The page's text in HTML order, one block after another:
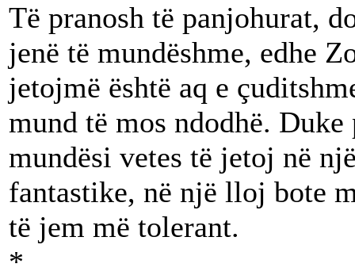
Të pranosh të panjohurat,
jenë të mundëshme, edhe
jetojmë është aq e
mund të mos ndodhë.
mundësi vetes të jetoj në
fantastike, në një lloj bote
të jem më tolerant.
*